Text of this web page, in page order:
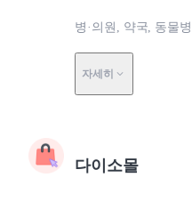
병·의원, 약국, 동물
자세히
다이소몰